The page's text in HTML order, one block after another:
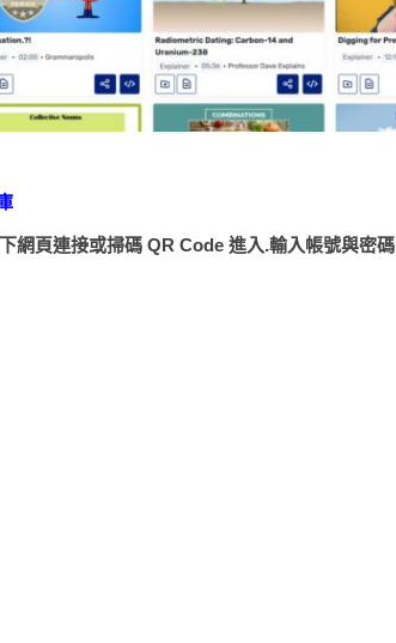
網頁連接或掃碼 QR Code 進入.輸入帳號與密碼